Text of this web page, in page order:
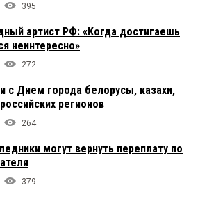
395
артист РФ: «Когда достигаешь
неинтересно»
272
с Днем города белорусы, казахи,
регионов
264
могут вернуть переплату по
379